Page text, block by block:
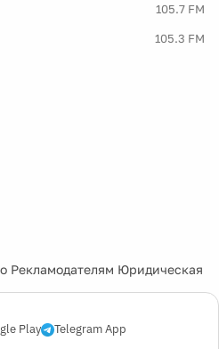
105.7 FM
105.3 FM
Рекламодателям Юридическая
Play Telegram App